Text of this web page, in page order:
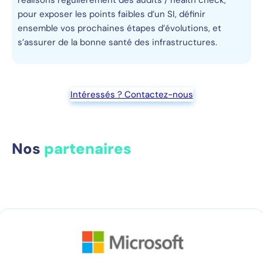
pour exposer les points faibles d’un SI, définir
ensemble vos prochaines étapes d’évolutions, et
s’assurer de la bonne santé des infrastructures.
Intéressés ? Contactez-nous
Nos partenaires